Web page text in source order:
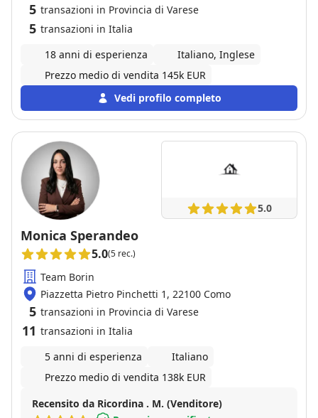
5 transazioni in Provincia di Varese
5 transazioni in Italia
18 anni di esperienza
Italiano, Inglese
Prezzo medio di vendita 145k EUR
Vedi profilo completo
5.0
Monica Sperandeo
5.0(5 rec.)
Team Borin
Piazzetta Pietro Pinchetti 1, 22100 Como
5 transazioni in Provincia di Varese
11 transazioni in Italia
5 anni di esperienza
Italiano
Prezzo medio di vendita 138k EUR
Recensito da Ricordina . M. (Venditore)